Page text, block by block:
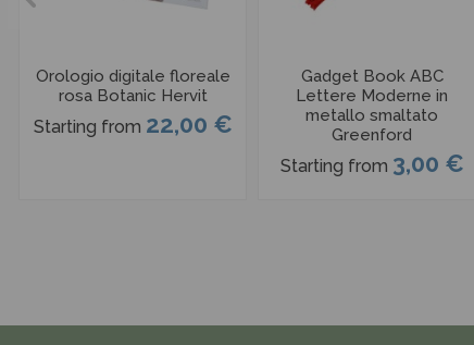
Orologio digitale floreale
rosa Botanic Hervit
Starting from 22,00 €
Gadget Book ABC
Lettere Moderne in
metallo smaltato
Greenford
Starting from 3,00 €